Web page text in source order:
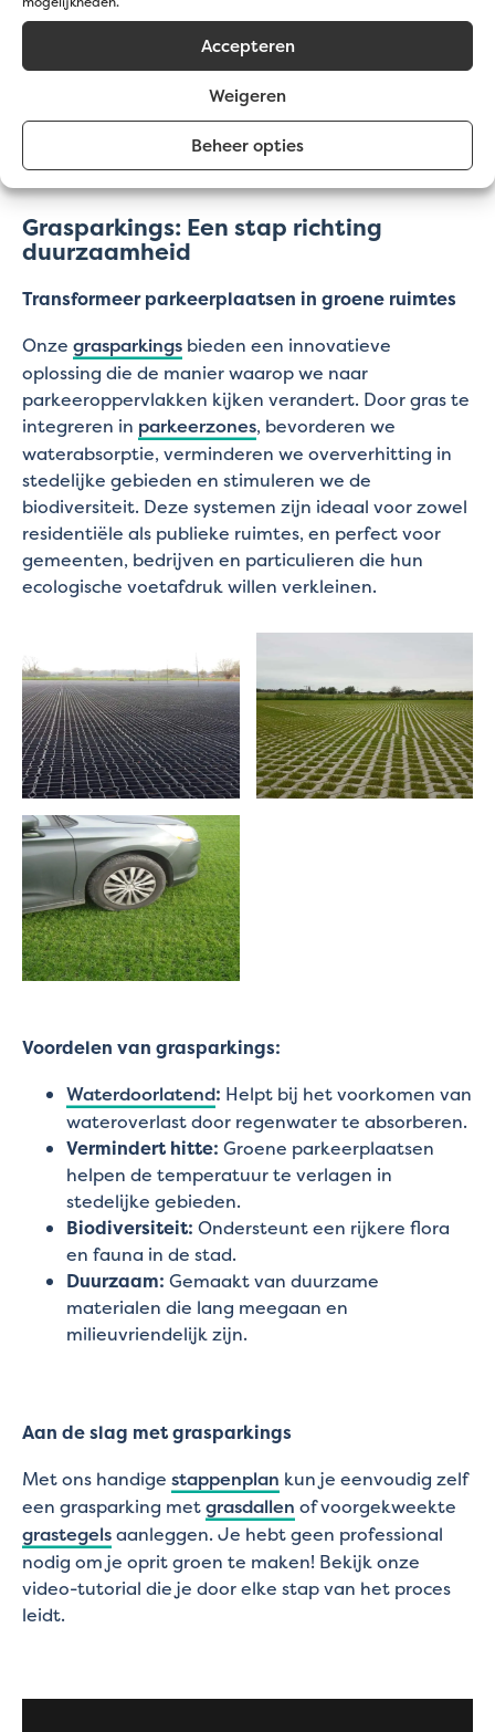
Accepteren
Weigeren
Beheer opties
Grasparkings: Een stap richting
duurzaamheid
Transformeer parkeerplaatsen in groene ruimtes
Onze grasparkings bieden een innovatieve
oplossing die de manier waarop we naar
parkeeroppervlakken kijken verandert. Door gras te
integreren in parkeerzones, bevorderen we
waterabsorptie, verminderen we oververhitting in
stedelijke gebieden en stimuleren we de
biodiversiteit. Deze systemen zijn ideaal voor zowel
residentiële als publieke ruimtes, en perfect voor
gemeenten, bedrijven en particulieren die hun
ecologische voetafdruk willen verkleinen.
Voordelen van grasparkings:
Waterdoorlatend: Helpt bij het voorkomen van
wateroverlast door regenwater te absorberen.
Vermindert hitte: Groene parkeerplaatsen
helpen de temperatuur te verlagen in
stedelijke gebieden.
Biodiversiteit: Ondersteunt een rijkere flora
en fauna in de stad.
Duurzaam: Gemaakt van duurzame
materialen die lang meegaan en
milieuvriendelijk zijn.
Aan de slag met grasparkings
Met ons handige stappenplan kun je eenvoudig zelf
een grasparking metgrasdallen of voorgekweekte
grastegelsaanleggen. Je hebt geen professional
nodig om je oprit groen te maken! Bekijk onze
video-tutorial die je door elke stap van het proces
leidt.